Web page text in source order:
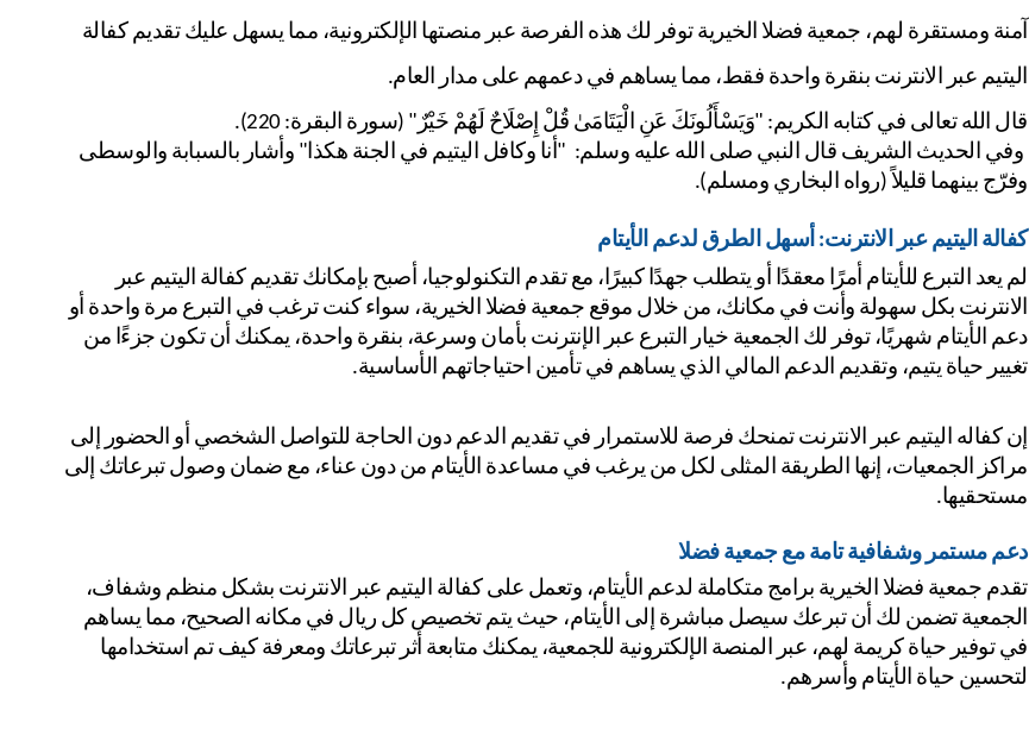
آمنة ومستقرة لهم، جمعية فضلا الخيرية توفر لك هذه الفرصة عبر منصتها الإلكترونية، مما يسهل عليك تقديم كفالة
اليتيم عبر الانترنت بنقرة واحدة فقط، مما يساهم في دعمهم على مدار العام.
قال الله تعالى في كتابه الكريم: "وَيَسْأَلُونَكَ عَنِ الْيَتَامَىٰ قُلْ إِصْلَاحٌ لَهُمْ خَيْرٌ" (سورة البقرة: 220).
وفرّج بينهما قليلاً (رواه البخاري ومسلم).
كفالة اليتيم عبر الانترنت: أسهل الطرق لدعم الأيتام
تغيير حياة يتيم، وتقديم الدعم المالي الذي يساهم في تأمين احتياجاتهم الأساسية.
مستحقيها.
دعم مستمر وشفافية تامة مع جمعية فضلا
لتحسين حياة الأيتام وأسرهم.